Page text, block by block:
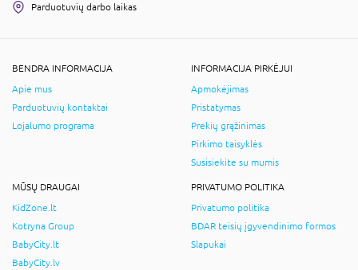
Parduotuvių darbo laikas
BENDRA INFORMACIJA
Apie mus
Parduotuvių kontaktai
Lojalumo programa
INFORMACIJA PIRKĖJUI
Apmokėjimas
Pristatymas
Prekių grąžinimas
Pirkimo taisyklės
Susisiekite su mumis
MŪSŲ DRAUGAI
KidZone.lt
Kotryna Group
BabyCity.lt
BabyCity.lv
PRIVATUMO POLITIKA
Privatumo politika
BDAR teisių įgyvendinimo formos
Slapukai